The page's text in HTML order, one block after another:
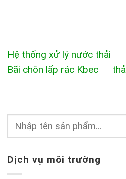
Hệ thống xử lý nước thải
Bãi chôn lấp rác Kbec
Dịch vụ môi trường